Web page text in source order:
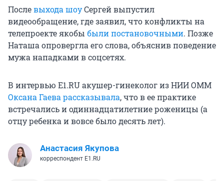
Послевыхода шоуСергей выпустил
видеообращение, где заявил, что конфликты на
телепроекте якобы были постановочными. Позже
Наташа опровергла его слова, объяснив поведение
мужа нападками в соцсетях.
В интервью E1.RU акушер-гинеколог из НИИ ОММ
Оксана Гаева рассказывала, что в ее практике
встречались и одиннадцатилетние роженицы (а
отцу ребенка и вовсе было десять лет).
Анастасия Якупова
корреспондент E1.RU